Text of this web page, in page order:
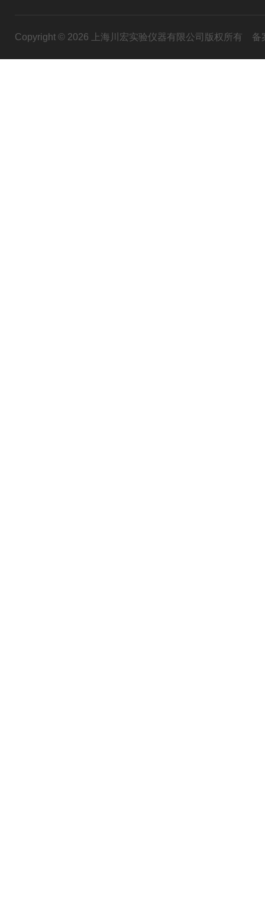
Copyright © 2026 上海川宏实验仪器有限公司版权所有 备